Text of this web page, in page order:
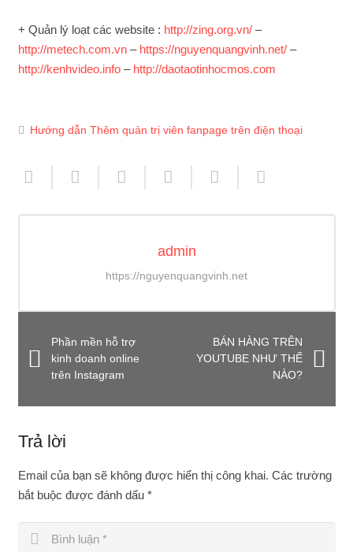
+ Quản lý loạt các website : http://zing.org.vn/–
http://metech.com.vn– https://nguyenquangvinh.net/–
http://kenhvideo.info– http://daotaotinhocmos.com
Hướng dẫn Thêm quản trị viên fanpage trên điện thoại
admin
https://nguyenquangvinh.net
BÁN HÀNG TRÊN
YOUTUBE NHƯ THẾ
NÀO?
Phần mền hỗ trợ
kinh doanh online
trên Instagram
Trả lời
Email của bạn sẽ không được hiển thị công khai. Các trường
bắt buộc được đánh dấu *